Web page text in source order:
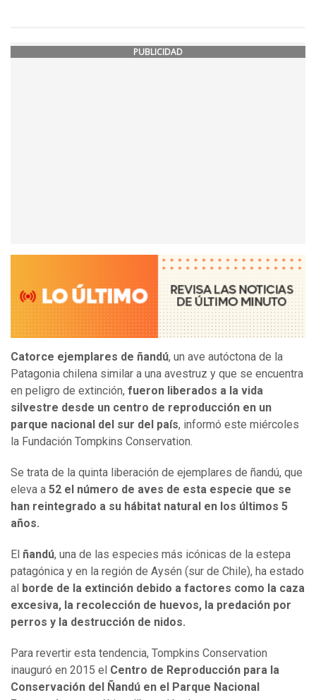
PUBLICIDAD
Catorce ejemplares de ñandú, un ave autóctona de la
Patagonia chilena similar a una avestruz y que se encuentra
en peligro de extinción, fueron liberados a la vida
silvestre desde un centro de reproducción en un
parque nacional del sur del país, informó este miércoles
la Fundación Tompkins Conservation.
Se trata de la quinta liberación de ejemplares de ñandú, que
eleva a 52 el número de aves de esta especie que se
han reintegrado a su hábitat natural en los últimos 5
años.
El ñandú, una de las especies más icónicas de la estepa
patagónica y en la región de Aysén (sur de Chile), ha estado
al borde de la extinción debido a factores como la caza
excesiva, la recolección de huevos, la predación por
perros y la destrucción de nidos.
Para revertir esta tendencia, Tompkins Conservation
inauguró en 2015 el Centro de Reproducción para la
Conservación del Ñandú en el Parque Nacional